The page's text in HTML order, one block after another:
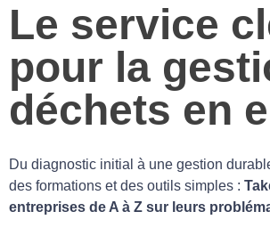
Le service
pour la
déchets en
Du diagnostic initial à une gestion
des formations et des outils simples :
entreprises de A à Z sur leurs